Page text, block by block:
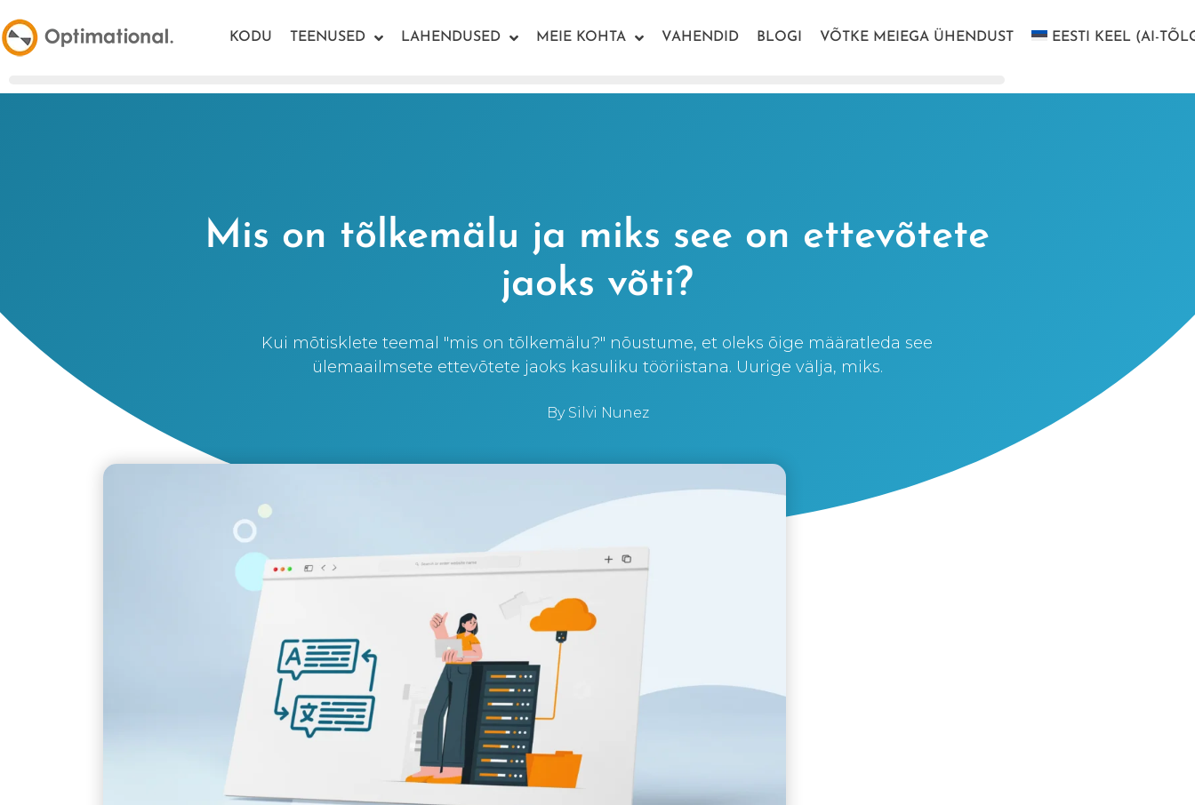
KODU TEENUSED LAHENDUSED MEIE KOHTA VAHENDID BLOGI VÕTKE MEIEGA ÜHENDUST EESTI KEEL (AI-
Mis on tõlkemälu ja miks see on ettevõtete
jaoks võti?
Kui mõtisklete teemal "mis on tõlkemälu?" nõustume, et oleks õige määratleda see
ülemaailmsete ettevõtete jaoks kasuliku tööriistana. Uurige välja, miks.
BySilvi Nunez